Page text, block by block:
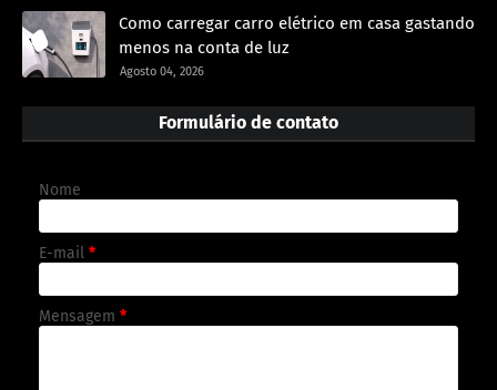
Como carregar carro elétrico em casa gastando
menos na conta de luz
Agosto 04, 2026
Formulário de contato
Nome
E-mail *
Mensagem *